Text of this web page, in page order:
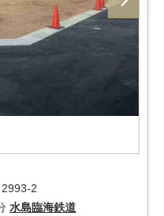
2
水島臨海鉄道